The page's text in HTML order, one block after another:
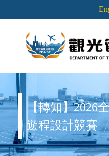
【轉知】2026
遊程設計競賽